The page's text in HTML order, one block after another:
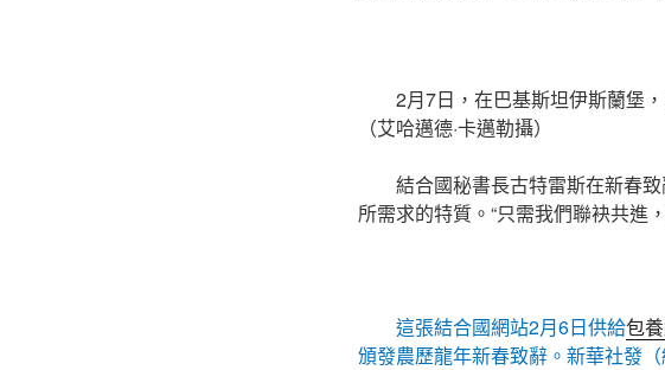
2月7日，在巴基斯坦伊斯蘭堡
（艾哈邁德·卡邁勒攝）
結合國秘書長古特雷斯在新春
所需求的特質。“只需我們聯袂共進
這張結合國網站2月6日供給包
頒發農歷龍年新春致辭。新華社發（